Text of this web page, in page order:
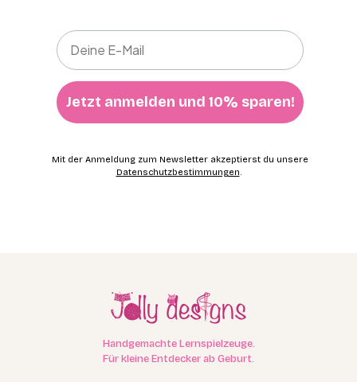
Jetzt anmelden und 10% sparen!
Mit der Anmeldung zum Newsletter akzeptierst du unsere
Datenschutzbestimmungen.
Handgemachte Lernspielzeuge.
Für kleine Entdecker ab Geburt.